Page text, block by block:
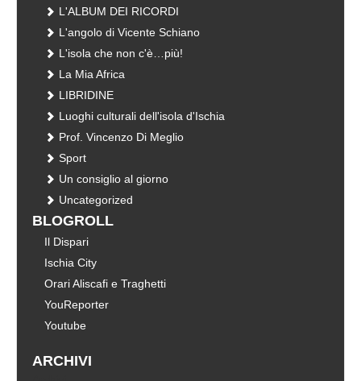
L'ALBUM DEI RICORDI
L'angolo di Vicente Schiano
L'isola che non c'è…più!
La Mia Africa
LIBRIDINE
Luoghi culturali dell'isola d'Ischia
Prof. Vincenzo Di Meglio
Sport
Un consiglio al giorno
Uncategorized
BLOGROLL
Il Dispari
Ischia City
Orari Aliscafi e Traghetti
YouReporter
Youtube
ARCHIVI